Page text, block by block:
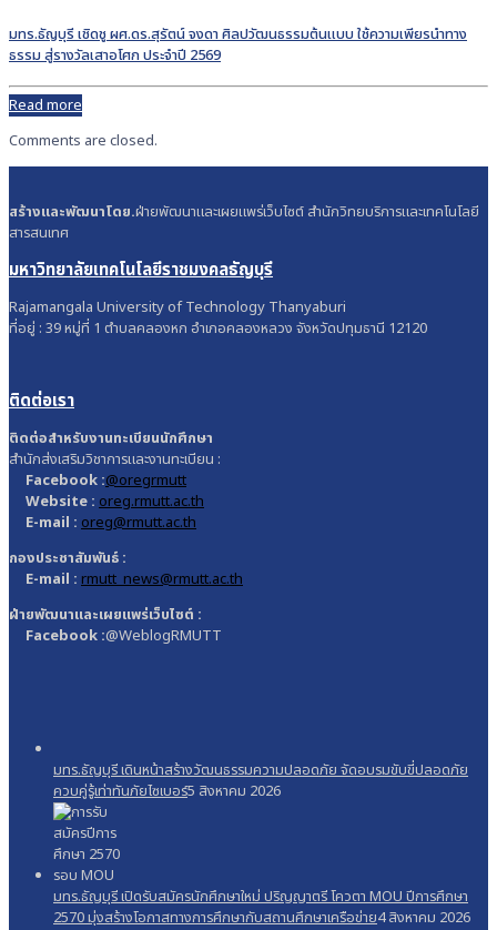
มทร.ธัญบุรี เชิดชู ผศ.ดร.สุรัตน์ จงดา ศิลปวัฒนธรรมต้นแบบ ใช้ความเพียรนำทาง
ธรรม สู่รางวัลเสาอโศก ประจำปี 2569
Read more
Comments are closed.
สร้างและพัฒนาโดย.ฝ่ายพัฒนาและเผยแพร่เว็บไซต์ สำนักวิทยบริการและเทคโนโลยี
สารสนเทศ
มหาวิทยาลัยเทคโนโลยีราชมงคลธัญบุรี
Rajamangala University of Technology Thanyaburi
ที่อยู่ : 39 หมู่ที่ 1 ตำบลคลองหก อำเภอคลองหลวง จังหวัดปทุมธานี 12120
ติดต่อเรา
ติดต่อสำหรับงานทะเบียนนักศึกษา
สำนักส่งเสริมวิชาการและงานทะเบียน :
Facebook :@oregrmutt
Website : oreg.rmutt.ac.th
E-mail : oreg@rmutt.ac.th
กองประชาสัมพันธ์ :
E-mail : rmutt_news@rmutt.ac.th
ฝ่ายพัฒนาและเผยแพร่เว็บไซต์ :
Facebook :@WeblogRMUTT
มทร.ธัญบุรี เดินหน้าสร้างวัฒนธรรมความปลอดภัย จัดอบรมขับขี่ปลอดภัย
ควบคู่รู้เท่าทันภัยไซเบอร์5 สิงหาคม 2026
มทร.ธัญบุรี เปิดรับสมัครนักศึกษาใหม่ ปริญญาตรี โควตา MOU ปีการศึกษา
2570 มุ่งสร้างโอกาสทางการศึกษากับสถานศึกษาเครือข่าย4 สิงหาคม 2026